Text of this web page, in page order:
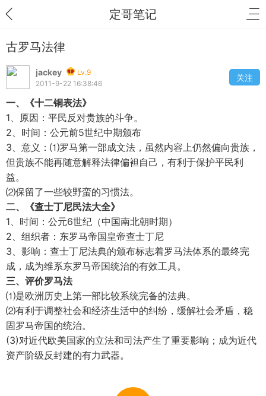
定哥笔记
古罗马法律
jackey
Lv.9
2011-9-22 16:38:46
关注
一、《十二铜表法》
1、原因：平民反对贵族的斗争。
2、时间：公元前5世纪中期颁布
3、意义：⑴罗马第一部成文法，虽然内容上仍然偏向贵族，
但贵族不能再随意解释法律偏袒自己，有利于保护平民利
益。
⑵保留了一些较野蛮的习惯法。
二、《查士丁尼民法大全》
1、时间：公元6世纪（中国南北朝时期）
2、组织者：东罗马帝国皇帝查士丁尼
3、影响：查士丁尼法典的颁布标志着罗马法体系的最终完
成，成为维系东罗马帝国统治的有效工具。
三、评价罗马法
⑴是欧洲历史上第一部比较系统完备的法典。
⑵有利于调整社会和经济生活中的纠纷，缓解社会矛盾，稳
固罗马帝国的统治。
(3)对近代欧美国家的立法和司法产生了重要影响；成为近代
资产阶级反封建的有力武器。